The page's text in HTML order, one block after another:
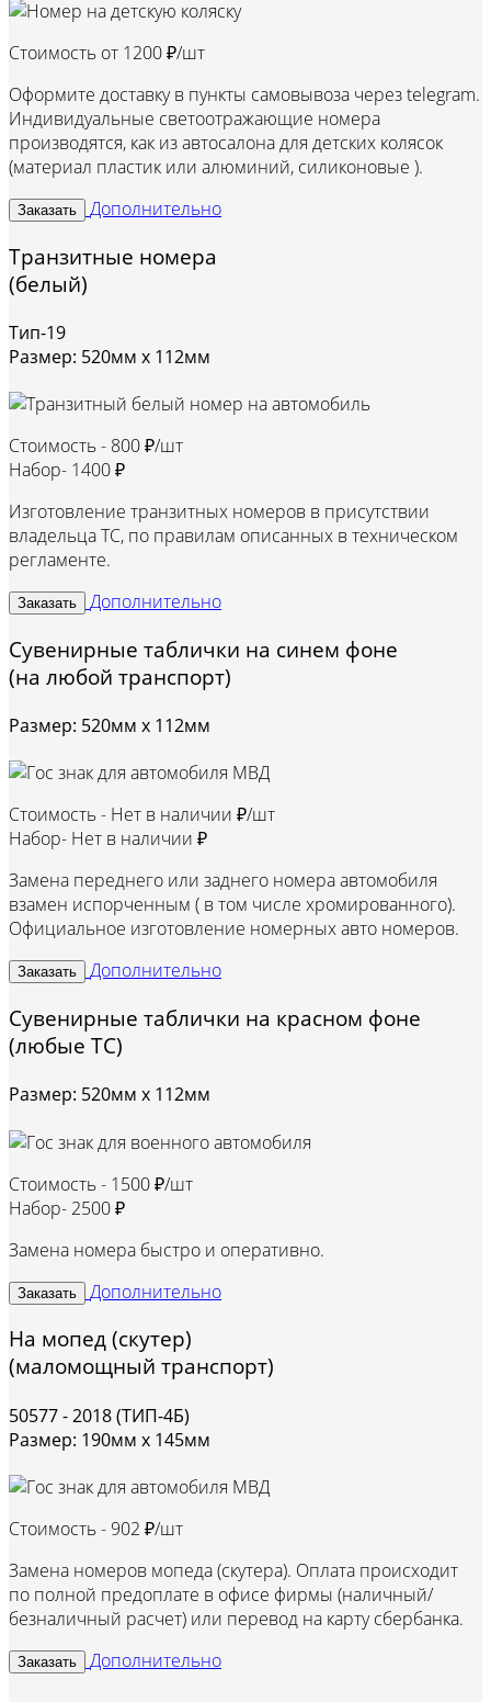
Стоимость от 1200 ₽/шт
Оформите доставку в пункты самовывоза через telegram.
Индивидуальные светоотражающие номера
производятся, как из автосалона для детских колясок
(материал пластик или алюминий, силиконовые ).
Заказать Дополнительно
Транзитные номера
(белый)
Тип-19
Размер: 520мм х 112мм
Стоимость - 800 ₽/шт
Набор- 1400 ₽
Изготовление транзитных номеров в присутствии
владельца ТС, по правилам описанных в техническом
регламенте.
Заказать Дополнительно
Сувенирные таблички на синем фоне
(на любой транспорт)
Размер: 520мм х 112мм
Стоимость - Нет в наличии ₽/шт
Набор- Нет в наличии ₽
Замена переднего или заднего номера автомобиля
взамен испорченным ( в том числе хромированного).
Официальное изготовление номерных авто номеров.
Заказать Дополнительно
Сувенирные таблички на красном фоне
(любые ТС)
Размер: 520мм х 112мм
Стоимость - 1500 ₽/шт
Набор- 2500 ₽
Замена номера быстро и оперативно.
Заказать Дополнительно
На мопед (скутер)
(маломощный транспорт)
50577 - 2018 (ТИП-4Б)
Размер: 190мм х 145мм
Стоимость - 902 ₽/шт
Замена номеров мопеда (скутера). Оплата происходит
по полной предоплате в офисе фирмы (наличный/
безналичный расчет) или перевод на карту сбербанка.
Заказать Дополнительно